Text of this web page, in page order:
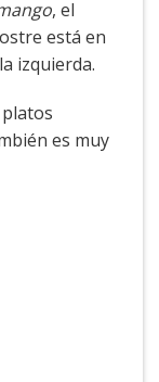
, el
está en
izquierda.
es muy